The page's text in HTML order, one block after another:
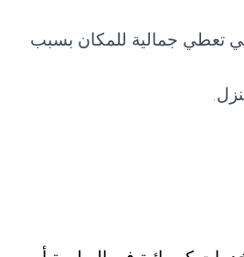
تعطي جمالية للمكان بسبب